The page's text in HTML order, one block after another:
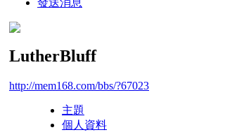
發送消息
LutherBluff
http://mem168.com/bbs/?67023
主題
個人資料